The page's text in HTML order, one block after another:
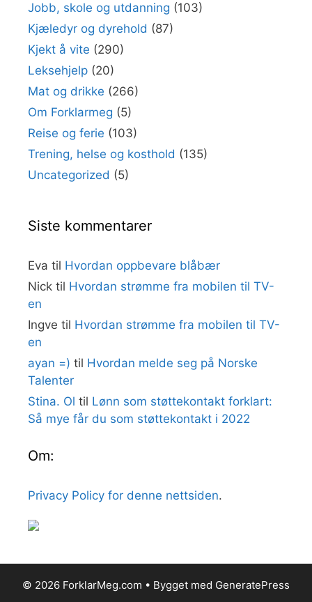
Jobb, skole og utdanning (103)
Kjæledyr og dyrehold (87)
Kjekt å vite (290)
Leksehjelp (20)
Mat og drikke (266)
Om Forklarmeg (5)
Reise og ferie (103)
Trening, helse og kosthold (135)
Uncategorized (5)
Siste kommentarer
Eva til Hvordan oppbevare blåbær
Nick til Hvordan strømme fra mobilen til TV-
en
Ingve til Hvordan strømme fra mobilen til TV-
en
ayan =) til Hvordan melde seg på Norske
Talenter
Stina. Ol til Lønn som støttekontakt forklart:
Så mye får du som støttekontakt i 2022
Om:
Privacy Policy for denne nettsiden.
© 2026 ForklarMeg.com • Bygget med GeneratePress